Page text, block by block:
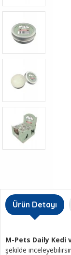
Ürün Detayı
M-Pets Daily Kedi
şekilde